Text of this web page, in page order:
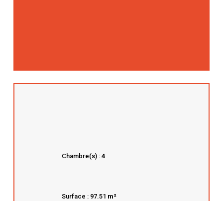
Chambre(s) :4
Surface : 97.51 m²